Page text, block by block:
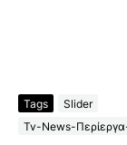
Tags
Slider
Tv-News-